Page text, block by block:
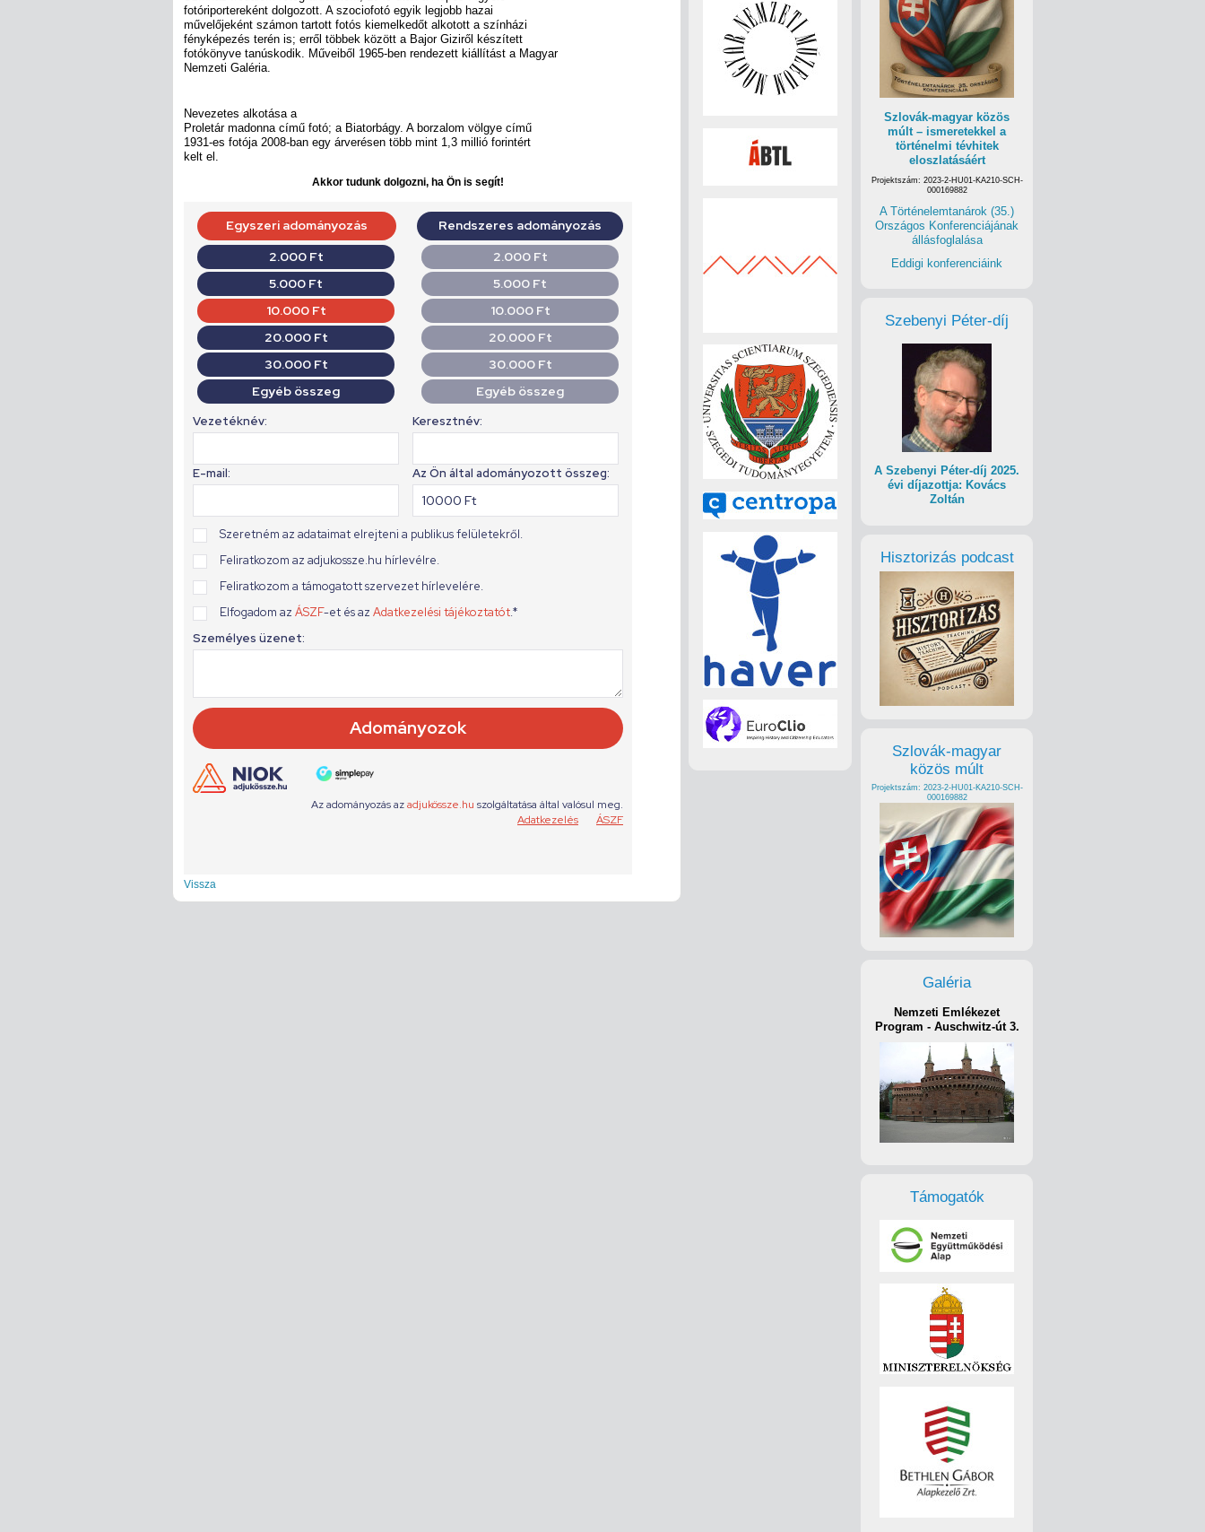
fotóriportereként dolgozott. A szociofotó egyik legjobb hazai
művelőjeként számon tartott fotós kiemelkedőt alkotott a színházi
fényképezés terén is; erről többek között a Bajor Giziről készített
fotókönyve tanúskodik. Műveiből 1965-ben rendezett kiállítást a Magyar
Nemzeti Galéria.
Nevezetes alkotása a
Proletár madonna című fotó; a Biatorbágy. A borzalom völgye című
1931-es fotója 2008-ban egy árverésen több mint 1,3 millió forintért
kelt el.
Akkor tudunk dolgozni, ha Ön is segít!
Vissza
Szlovák-magyar közös
múlt – ismeretekkel a
történelmi tévhitek
eloszlatásáért
Projektszám: 2023-2-HU01-KA210-SCH-
000169882
A Történelemtanárok (35.)
Országos Konferenciájának
állásfoglalása
Eddigi konferenciáink
Szebenyi Péter-díj
A Szebenyi Péter-díj 2025.
évi díjazottja: Kovács
Zoltán
Hisztorizás podcast
Szlovák-magyar
közös múlt
Projektszám: 2023-2-HU01-KA210-SCH-
000169882
Galéria
Nemzeti Emlékezet
Program - Auschwitz-út 3.
Támogatók